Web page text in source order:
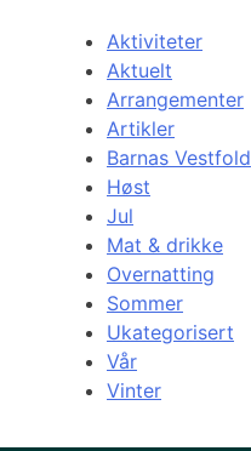
Aktiviteter
Aktuelt
Arrangementer
Artikler
Barnas Vestfold
Høst
Jul
Mat & drikke
Overnatting
Sommer
Ukategorisert
Vår
Vinter